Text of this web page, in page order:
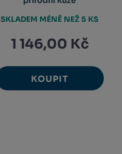
1 146,00 Kč
KOUPIT
SKLADEM MÉNĚ NEŽ 5 KS